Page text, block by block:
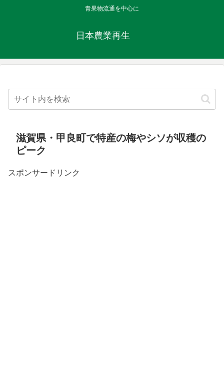
青果物流通を中心に
日本農業再生
滋賀県・甲良町で特産の梅やシソが収穫の
ピーク
スポンサードリンク